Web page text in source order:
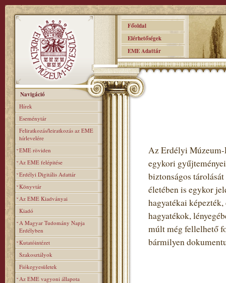
Főoldal
Elérhetőségek
EME Adattár
Navigáció
Hírek
Eseménytár
Feliratkozás/leiratkozás az EME
hírlevelére
EME röviden
Az EME felépitése
Erdélyi Digitális Adattár
Könyvtár
Az EME Kiadványai
Kiadó
A Magyar Tudomány Napja
Erdélyben
Kutatóintézet
Szakosztályok
Fiókegyesületek
Az EME vagyoni állapota
Az Erdélyi Múzeum-
egykori
biztonságos
életében is egykor
hagyatékai
hagyatékok,
múlt még fellelhető
bármilyen